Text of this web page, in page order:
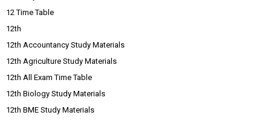
12 Time Table
12th
12th Accountancy Study Materials
12th Agriculture Study Materials
12th All Exam Time Table
12th Biology Study Materials
12th BME Study Materials